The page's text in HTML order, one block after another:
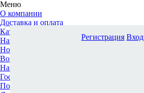
Меню
О компании
Доставка и оплата
Каталог
Наши офисы
Новости и новинки
Вопрос-ответ
Наша команда
Гос. заказчикам
Поставщикам
Регистрация Вход